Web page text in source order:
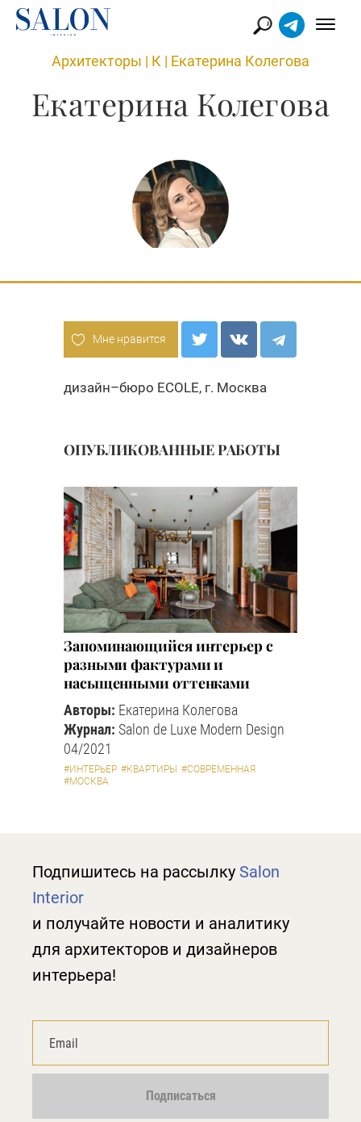
Архитекторы | К | Екатерина Колегова
Екатерина Колегова
Мне нравится
дизайн–бюро ECOLE, г. Москва
ОПУБЛИКОВАННЫЕ РАБОТЫ
Запоминающийся интерьер с
разными фактурами и
насыщенными оттенками
Авторы: Екатерина Колегова
Журнал: Salon de Luxe Modern Design
04/2021
#ИНТЕРЬЕР #КВАРТИРЫ #СОВРЕМЕННАЯ
#МОСКВА
Подпишитесь на рассылку Salon
Interior
и получайте новости и аналитику
для архитекторов и дизайнеров
интерьера!
Подписаться